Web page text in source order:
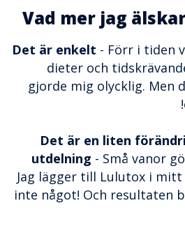
Vad mer jag
- Förr i tiden
dieter och
gjorde mig olycklig. Men
✅ Det är en liten
utdelning - Små vanor
Jag lägger till Lulutox i
inte något! Och resultaten